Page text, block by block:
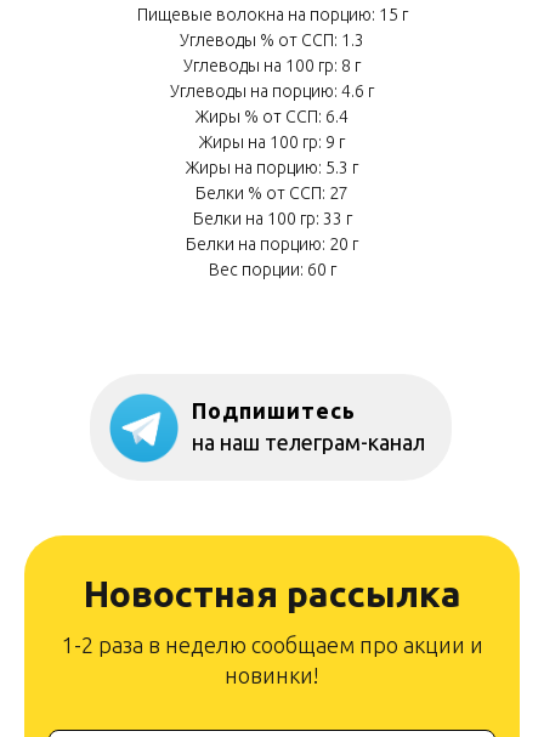
Пищевые волокна на порцию: 15 г
Углеводы % от ССП: 1.3
Углеводы на 100 гр: 8 г
Углеводы на порцию: 4.6 г
Жиры % от ССП: 6.4
Жиры на 100 гр: 9 г
Жиры на порцию: 5.3 г
Белки % от ССП: 27
Белки на 100 гр: 33 г
Белки на порцию: 20 г
Вес порции: 60 г
Подпишитесь
на наш телеграм-канал
Новостная рассылка
1-2 раза в неделю сообщаем про акции и
новинки!